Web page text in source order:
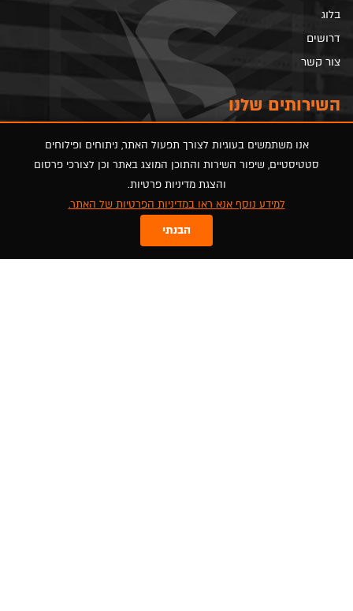
בלוג
דרושים
צור קשר
השירותים שלנו
קידום אורגני
קידום ממומן
קידום אתרים בגוגל
אנו משתמשים בעוגיות לצורך תפעול האתר, ניתוחים ופילוחים
סטטיסטיים, שיפור השירות והתוכן המוצג באתר וכן לצורכי פרסום
והצגת מדיניות פרטיות.
למידע נוסף אנא ראו במדיניות הפרטיות של האתר.
הבנתי